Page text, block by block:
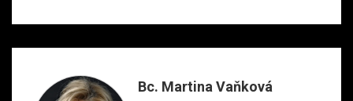
Bc. Martina Vaňková